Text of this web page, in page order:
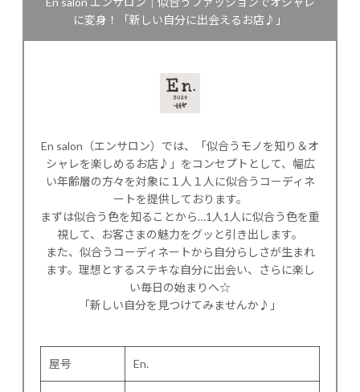
に変身！「新しい自分に出会えるお店♪」
En salon（エンサロン）では、「似合うモノを知り＆オ
シャレを楽しめるお店♪」をコンセプトとして、幅広
い年齢層の方々を対象に１人１人に似合うコーディネ
ートを提供しております。
まずは似合う色を知ることから…1人1人に似合う色を重
視して、お客さまの魅力をグッと引き出します。
また、似合うコーディネートから自分らしさが生まれ
ます。理想とするステキな自分に出会い、さらに楽し
い毎日の始まりへ☆
「新しい自分を見つけてみませんか♪」
屋号 En.